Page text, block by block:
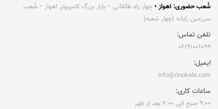
شُعب حضوری: اهواز • چهار راه طالقانی ⁃ بازار بزرگ کامپیوتر اهواز ⁃ شُعب
سرزمین رایانه (چهار شعبه)
تلفن تماس:
۰۶۱۹۱۰۰۱۰۹۹
ایمیل:
info@rinokala.com
ساعات کاری:
۹:۰۰ صبح الی ۶:۰۰ بعد از ظهر